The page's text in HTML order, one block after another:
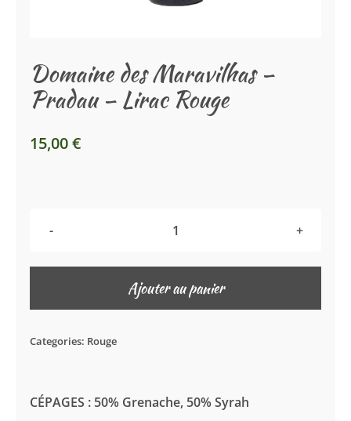
Le Caveau
Domaine des Maravilhas –
Pradau – Lirac Rouge
15,00€
quantité
Domaine
des
Lirac
Ajouter au panier
Categories: Rouge
CÉPAGES :50% Grenache, 50% Syrah